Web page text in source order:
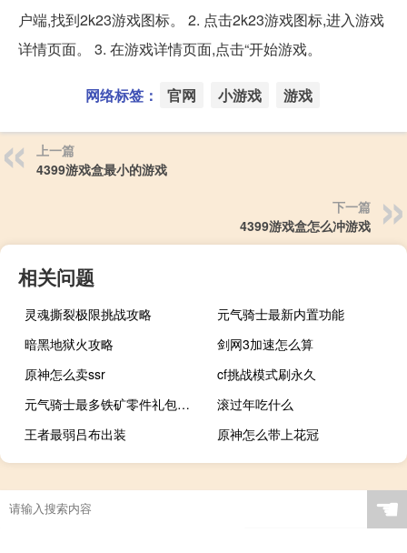
户端,找到2k23游戏图标。 2. 点击2k23游戏图标,进入游戏
详情页面。 3. 在游戏详情页面,点击“开始游戏。
网络标签： 官网 小游戏 游戏
上一篇
4399游戏盒最小的游戏
下一篇
4399游戏盒怎么冲游戏
相关问题
灵魂撕裂极限挑战攻略
元气骑士最新内置功能
暗黑地狱火攻略
剑网3加速怎么算
原神怎么卖ssr
cf挑战模式刷永久
元气骑士最多铁矿零件礼包码2022
滚过年吃什么
王者最弱吕布出装
原神怎么带上花冠
☚